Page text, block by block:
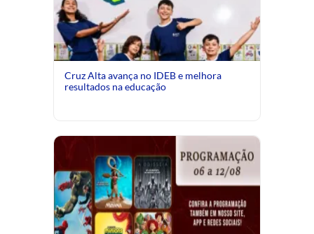
Cruz Alta avança no IDEB e melhora
resultados na educação